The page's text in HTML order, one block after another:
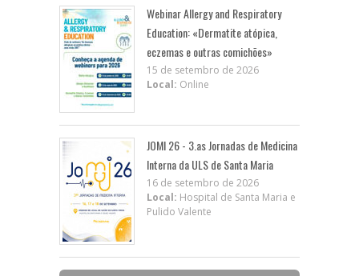
Webinar Allergy and Respiratory
Education: «Dermatite atópica,
eczemas e outras comichões»
15 de setembro de 2026
Local: Online
JOMI 26 - 3.as Jornadas de Medicina
Interna da ULS de Santa Maria
16 de setembro de 2026
Local: Hospital de Santa Maria e
Pulido Valente